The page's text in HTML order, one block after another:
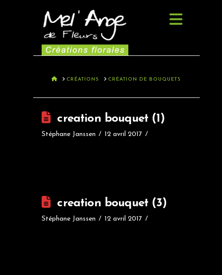
HOMECRÉATIONS CRÉATION DE BOUQUETS
creation bouquet (1)
Stéphane Janssen 12 avril 2017
creation bouquet (3)
Stéphane Janssen 12 avril 2017